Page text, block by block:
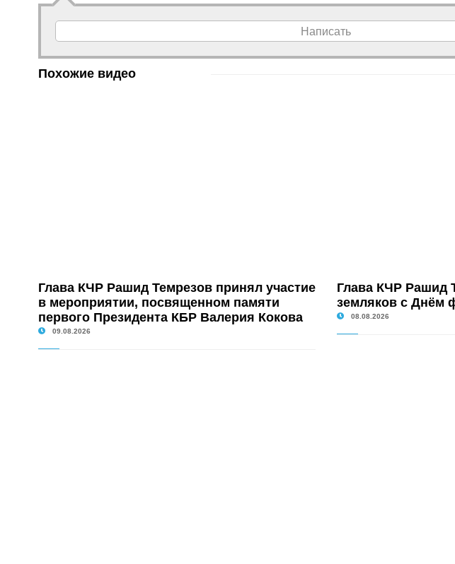
Написать
Похожие видео
Глава КЧР Рашид Темрезов принял участие
в мероприятии, посвященном памяти
первого Президента КБР Валерия Кокова
09.08.2026
Глава КЧР Рашид
земляков с Днём
08.08.2026